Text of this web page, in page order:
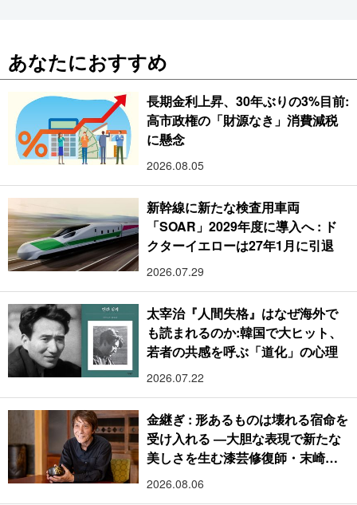
あなたにおすすめ
長期金利上昇、30年ぶりの3%目前:
高市政権の「財源なき」消費減税
に懸念
2026.08.05
新幹線に新たな検査用車両
「SOAR」2029年度に導入へ : ド
クターイエローは27年1月に引退
2026.07.29
太宰治『人間失格』はなぜ海外で
も読まれるのか:韓国で大ヒット、
若者の共感を呼ぶ「道化」の心理
2026.07.22
金継ぎ : 形あるものは壊れる宿命を
受け入れる ―大胆な表現で新たな
美しさを生む漆芸修復師・末崎広
樹
2026.08.06